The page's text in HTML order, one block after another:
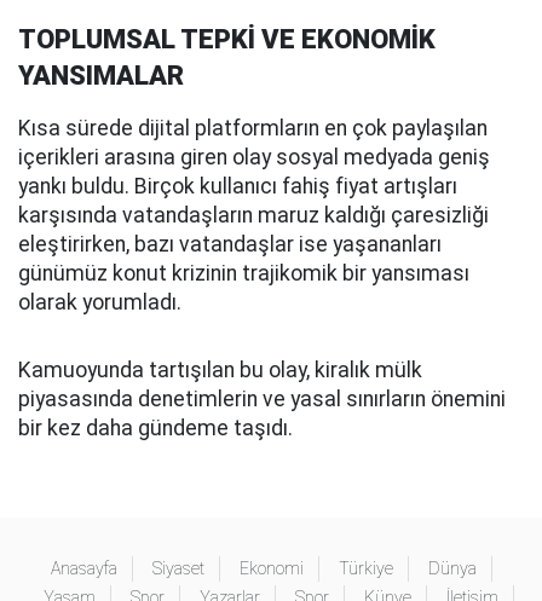
TOPLUMSAL TEPKİ VE EKONOMİK
YANSIMALAR
Kısa sürede dijital platformların en çok paylaşılan
içerikleri arasına giren olay sosyal medyada geniş
yankı buldu. Birçok kullanıcı fahiş fiyat artışları
karşısında vatandaşların maruz kaldığı çaresizliği
eleştirirken, bazı vatandaşlar ise yaşananları
günümüz konut krizinin trajikomik bir yansıması
olarak yorumladı.
Kamuoyunda tartışılan bu olay, kiralık mülk
piyasasında denetimlerin ve yasal sınırların önemini
bir kez daha gündeme taşıdı.
Anasayfa Siyaset Ekonomi Türkiye
Dünya